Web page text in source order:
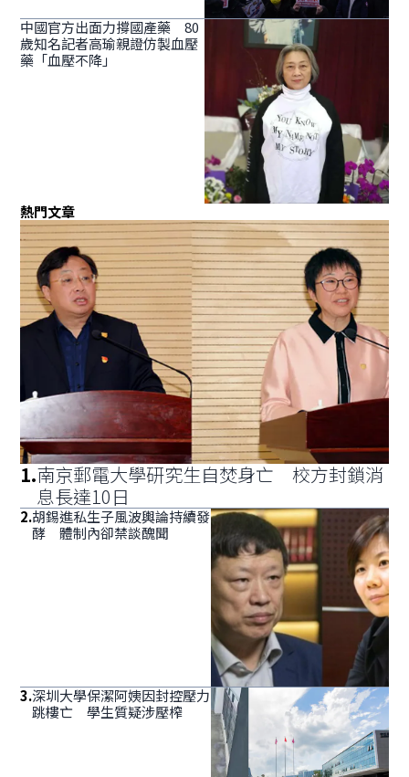
中國官方出面力撐國產藥 80
歲知名記者高瑜親證仿製血壓
藥「血壓不降」
熱門文章
1.南京郵電大學研究生自焚身亡 校方封鎖消
息長達10日
2.胡錫進私生子風波輿論持續發
酵 體制內卻禁談醜聞
3.深圳大學保潔阿姨因封控壓力
跳樓亡 學生質疑涉壓榨